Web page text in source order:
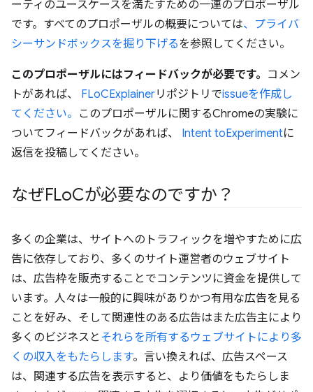
ーティのユースケースを満たすための一連のプロポーザル
です。すべてのプロポーザルの概要については、プライバ
シーサンドボックスを掘り下げるを参照してください。
このプロポーザルにはフィードバックが必要です。 コメン
トがあれば、 FLoCExplainerリポジトリでissueを作成し
てください。
このプロポーザルに関するChromeの実験に
ついてフィードバックがあれば、 Intent toExperimentに
返信を投稿してください。
なぜFLoCが必要なのですか？
多くの企業は、サイトへのトラフィックを増やすために広
告に依存しており、多くのサイト運営者のウェブサイト
は、広告枠を販売することでコンテンツに資金を提供して
います。人々は一般的に興味がありかつ有用な広告を見る
ことを好み、そして関連性のある広告はまた広告主により
多くのビジネスと それらを所有するウェブサイトにより多
くの収入をもたらします。言い換えれば、広告スペース
は、関連する広告を表示すると、より価値をもたらしま